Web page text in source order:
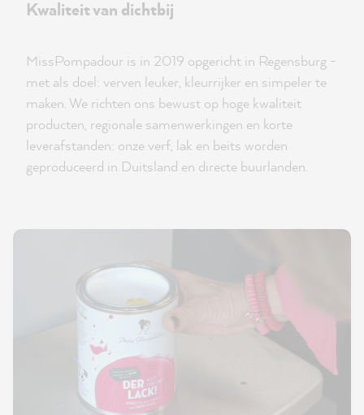
Kwaliteit van dichtbij
MissPompadour is in 2019 opgericht in Regensburg -
met als doel: verven leuker, kleurrijker en simpeler te
maken. We richten ons bewust op hoge kwaliteit
producten, regionale samenwerkingen en korte
leverafstanden: onze verf, lak en beits worden
geproduceerd in Duitsland en directe buurlanden.